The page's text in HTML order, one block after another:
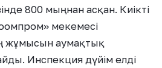
800 мыңнан асқан. Киікті
мекемесі
жұмысын аумақтық
Инспекция дүйім елді